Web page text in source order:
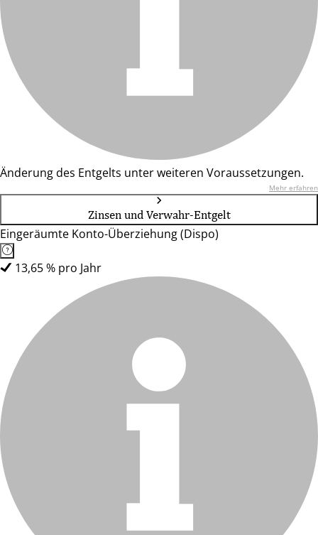
Änderung des Entgelts unter weiteren Voraussetzungen.
Mehr erfahren
Zinsen und Verwahr-Entgelt
Eingeräumte Konto-Überziehung (Dispo)
13,65 % pro Jahr